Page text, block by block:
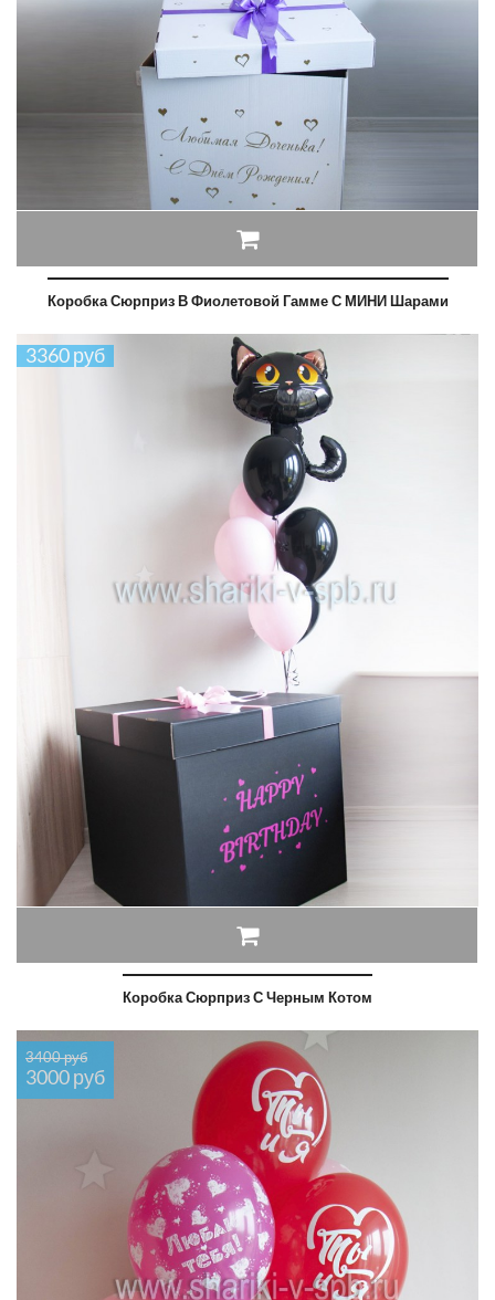
Коробка Сюрприз В Фиолетовой Гамме С МИНИ Шарами
3360 руб
Коробка Сюрприз С Черным Котом
3400 руб
3000 руб